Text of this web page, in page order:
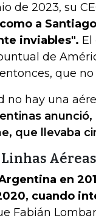
de 2023, su
a
inviables". El
de
que
no hay una
que llevaba
en
cuando
Fabián